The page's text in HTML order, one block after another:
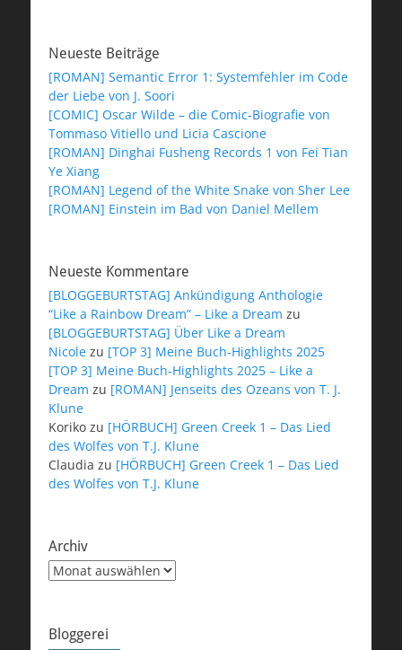
Neueste Beiträge
[ROMAN] Semantic Error 1: Systemfehler im Code
der Liebe von J. Soori
[COMIC] Oscar Wilde – die Comic-Biografie von
Tommaso Vitiello und Licia Cascione
[ROMAN] Dinghai Fusheng Records 1 von Fei Tian
Ye Xiang
[ROMAN] Legend of the White Snake von Sher Lee
[ROMAN] Einstein im Bad von Daniel Mellem
Neueste Kommentare
[BLOGGEBURTSTAG] Ankündigung Anthologie
“Like a Rainbow Dream” – Like a Dream zu
[BLOGGEBURTSTAG] Über Like a Dream
Nicole zu [TOP 3] Meine Buch-Highlights 2025
[TOP 3] Meine Buch-Highlights 2025 – Like a
Dream zu [ROMAN] Jenseits des Ozeans von T. J.
Klune
Koriko zu [HÖRBUCH] Green Creek 1 – Das Lied
des Wolfes von T.J. Klune
Claudia zu [HÖRBUCH] Green Creek 1 – Das Lied
des Wolfes von T.J. Klune
Archiv
Archiv
Bloggerei